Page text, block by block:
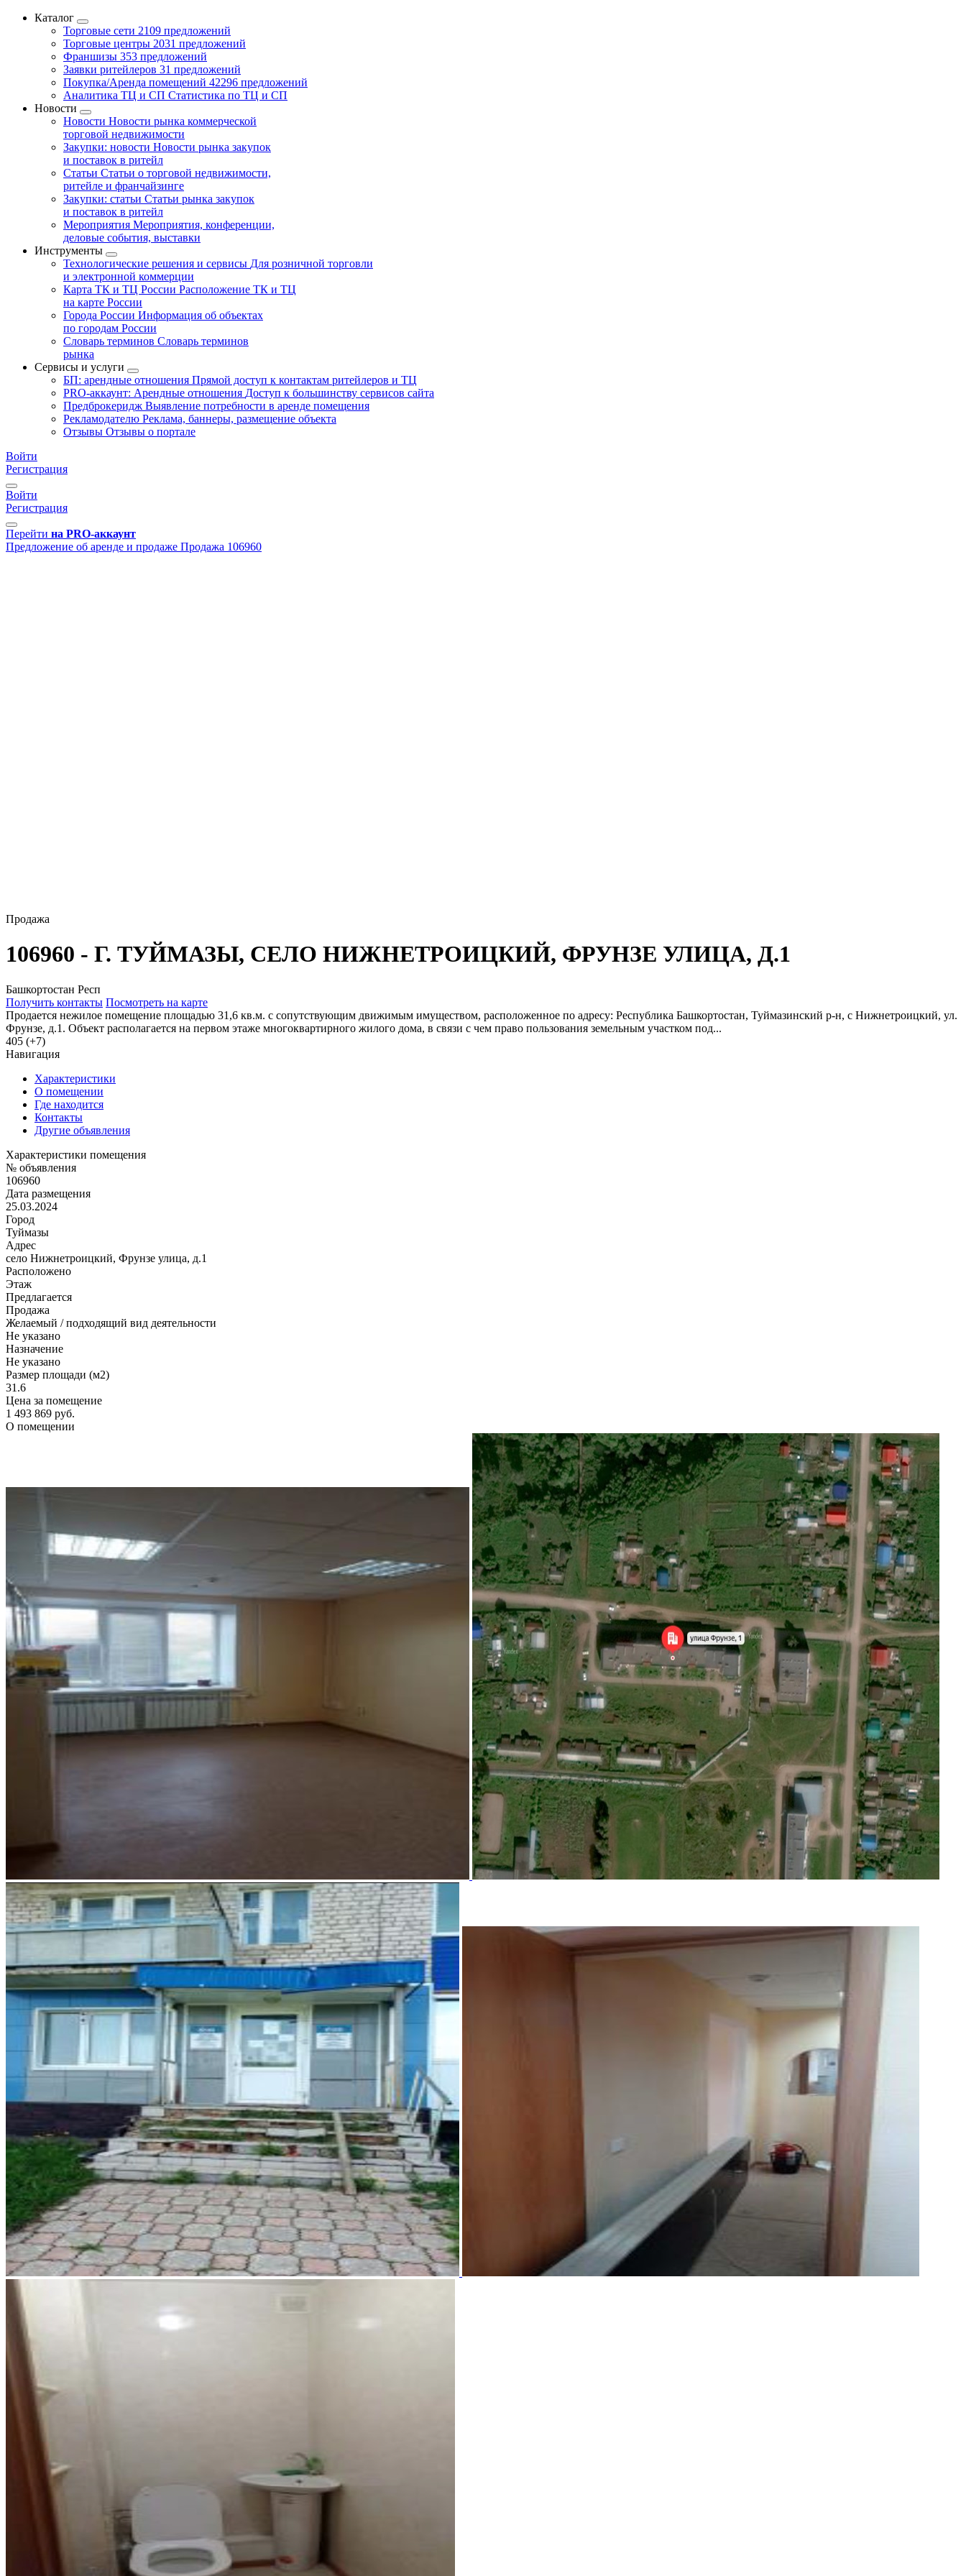
Каталог
Торговые сети 2109 предложений
Торговые центры 2031 предложений
Франшизы 353 предложений
Заявки ритейлеров 31 предложений
Покупка/Аренда помещений 42296 предложений
Аналитика ТЦ и СП Статистика по ТЦ и СП
Новости
Новости Новости рынка коммерческой
торговой недвижимости
Закупки: новости Новости рынка закупок
и поставок в ритейл
Статьи Статьи о торговой недвижимости,
ритейле и франчайзинге
Закупки: статьи Статьи рынка закупок
и поставок в ритейл
Мероприятия Мероприятия, конференции,
деловые события, выставки
Инструменты
Технологические решения и сервисы Для розничной торговли
и электронной коммерции
Карта ТК и ТЦ России Расположение ТК и ТЦ
на карте России
Города России Информация об объектах
по городам России
Словарь терминов Словарь терминов
рынка
Сервисы и услуги
БП: арендные отношения Прямой доступ к контактам ритейлеров и ТЦ
PRO-аккаунт: Арендные отношения Доступ к большинству сервисов сайта
Предброкеридж Выявление потребности в аренде помещения
Рекламодателю Реклама, баннеры, размещение объекта
Отзывы Отзывы о портале
Войти
Регистрация
Войти
Регистрация
Перейти на PRO-аккаунт
Предложение об аренде и продаже Продажа 106960
Продажа
106960 - Г. ТУЙМАЗЫ, СЕЛО НИЖНЕТРОИЦКИЙ, ФРУНЗЕ УЛИЦА, Д.1
Башкортостан Респ
Получить контакты Посмотреть на карте
Продается нежилое помещение площадью 31,6 кв.м. с сопутствующим движимым имуществом, расположенное по адресу: Республика Башкортостан, Туймазинский р-н, с Нижнетроицкий, ул.
Фрунзе, д.1. Объект располагается на первом этаже многоквартирного жилого дома, в связи с чем право пользования земельным участком под...
405 (+7)
Навигация
Характеристики
О помещении
Где находится
Контакты
Другие объявления
Характеристики помещения
№ объявления
106960
Дата размещения
25.03.2024
Город
Туймазы
Адрес
село Нижнетроицкий, Фрунзе улица, д.1
Расположено
Этаж
Предлагается
Продажа
Желаемый / подходящий вид деятельности
Не указано
Назначение
Не указано
Размер площади (м2)
31.6
Цена за помещение
1 493 869 руб.
О помещении